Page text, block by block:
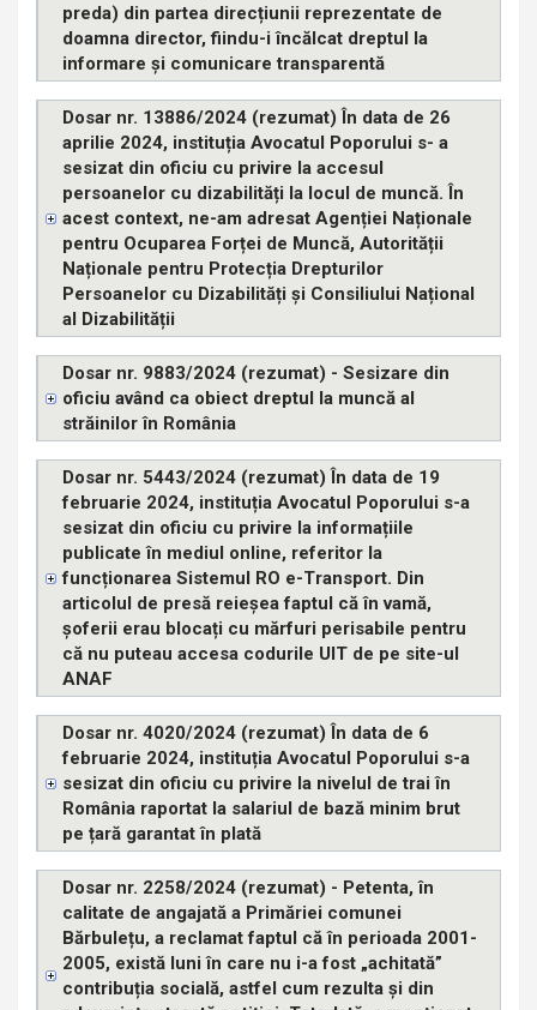
preda) din partea direcțiunii reprezentate de
doamna director, fiindu-i încălcat dreptul la
informare și comunicare transparentă
Dosar nr. 13886/2024 (rezumat) În data de 26
aprilie 2024, instituția Avocatul Poporului s- a
sesizat din oficiu cu privire la accesul
persoanelor cu dizabilități la locul de muncă. În
acest context, ne-am adresat Agenției Naționale
pentru Ocuparea Forței de Muncă, Autorității
Naționale pentru Protecția Drepturilor
Persoanelor cu Dizabilități și Consiliului Național
al Dizabilității
Dosar nr. 9883/2024 (rezumat) - Sesizare din
oficiu având ca obiect dreptul la muncă al
străinilor în România
Dosar nr. 5443/2024 (rezumat) În data de 19
februarie 2024, instituția Avocatul Poporului s-a
sesizat din oficiu cu privire la informațiile
publicate în mediul online, referitor la
funcționarea Sistemul RO e-Transport. Din
articolul de presă reieșea faptul că în vamă,
șoferii erau blocați cu mărfuri perisabile pentru
că nu puteau accesa codurile UIT de pe site-ul
ANAF
Dosar nr. 4020/2024 (rezumat) În data de 6
februarie 2024, instituția Avocatul Poporului s-a
sesizat din oficiu cu privire la nivelul de trai în
România raportat la salariul de bază minim brut
pe țară garantat în plată
Dosar nr. 2258/2024 (rezumat) - Petenta, în
calitate de angajată a Primăriei comunei
Bărbulețu, a reclamat faptul că în perioada 2001-
2005, există luni în care nu i-a fost „achitată”
contribuția socială, astfel cum rezulta și din